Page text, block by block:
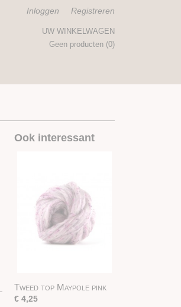
Inloggen Registreren
UW WINKELWAGEN
Geen producten (0)
Ook interessant
Tweed top Maypole pink
€ 4,25